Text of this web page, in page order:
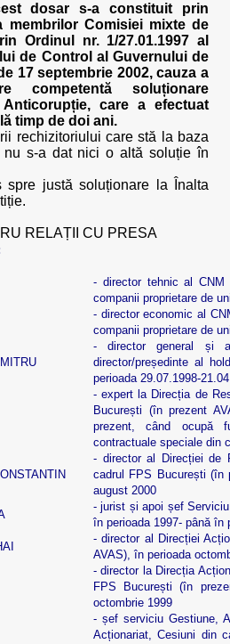
dosar s-a constituit prin
membrilor Comisiei mixte de
Ordinul nr. 1/27.01.1997 al
de Control al Guvernului de
17 septembrie 2002, cauza a
competentă soluționare
Anticorupție, care a efectuat
timp de doi ani.
rechizitoriului care stă la baza
nu s-a dat nici o altă soluție în
spre justă soluționare la Înalta
RELAȚII CU PRESA
- director tehnic al CNM
companii proprietare de
- director economic al
companii proprietare de
- director general și
director/președinte al
perioada 29.07.1998-
- expert la Direcția de
București (în prezent
prezent, când ocupă
contractuale speciale din
- director al Direcției de
cadrul FPS București (în
august 2000
- jurist și apoi șef
în perioada 1997- până în
- director al Direcției
AVAS), în perioada
- director la Direcția
FPS București (în
octombrie 1999
- șef serviciu Gestiune,
Acționariat, Cesiuni din